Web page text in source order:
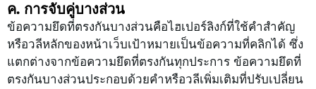
ค. การจับคู่บางส่วน
ข้อความยึดที่ตรงกันบางส่วนคือไฮเปอร์ลิงก์ที่ใช้คำสำคัญ
หรือวลีหลักของหน้าเว็บเป้าหมายเป็นข้อความที่คลิกได้ ซึ่ง
แตกต่างจากข้อความยึดที่ตรงกันทุกประการ ข้อความยึดที่
ตรงกันบางส่วนประกอบด้วยคำหรือวลีเพิ่มเติมที่ปรับเปลี่ยน